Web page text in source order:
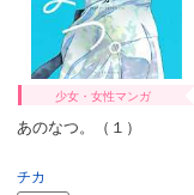
少女・女性マンガ
あのなつ。（１）
チカ